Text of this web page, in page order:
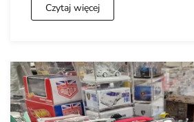
Czytaj więcej